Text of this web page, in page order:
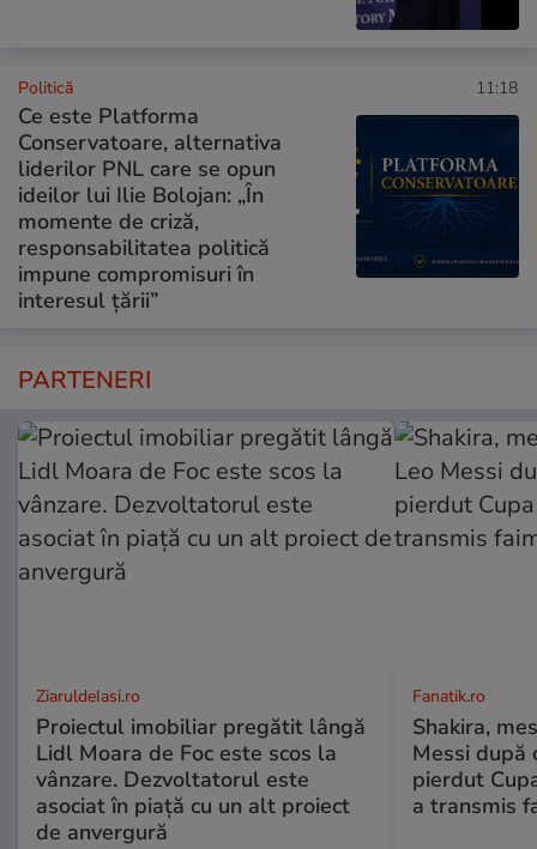
Politică 11:18
Ce este Platforma
Conservatoare, alternativa
liderilor PNL care se opun
ideilor lui Ilie Bolojan: „În
momente de criză,
responsabilitatea politică
impune compromisuri în
interesul țării”
PARTENERI
ZiaruldeIasi.ro
Proiectul imobiliar pregătit lângă
Lidl Moara de Foc este scos la
vânzare. Dezvoltatorul este
asociat în piață cu un alt proiect
de anvergură
Fanatik.ro
Shakira,
Messi după
pierdut
a transmis